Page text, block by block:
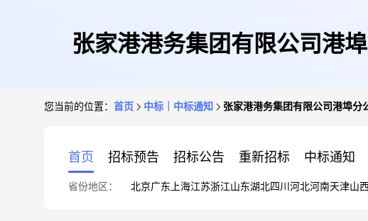
张家港港务集团有限公司港
您当前的位置： 首页 中标｜中标通知 张家港港务集团有限公司港埠分
首页 招标预告 招标公告 重新招标 中标通知
省份地区： 北京广东 上海江苏浙江山东湖北四川 河北河南天津山西